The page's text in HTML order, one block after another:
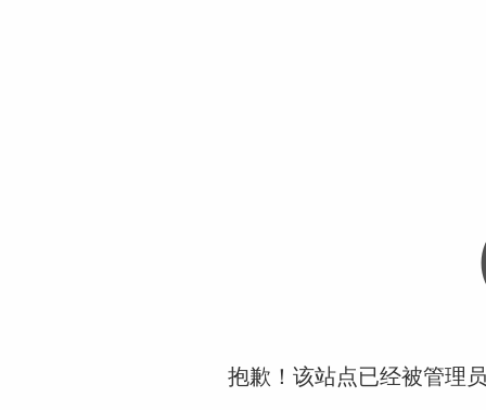
抱歉！该站点已经被管理